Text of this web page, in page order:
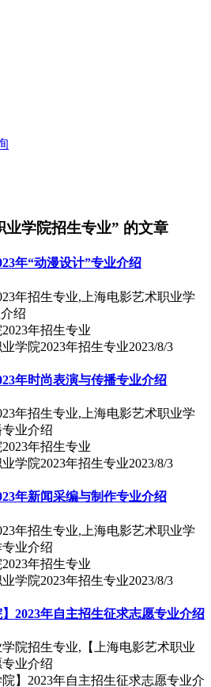
业学院招生专业” 的文章
年“动漫设计”专业介绍
年招生专业,上海电影艺术职业学
绍
业学院2023年招生专业2023/8/3
年时尚表演与传播专业介绍
年招生专业,上海电影艺术职业学
业介绍
业学院2023年招生专业2023/8/3
年新闻采编与制作专业介绍
年招生专业,上海电影艺术职业学
业介绍
业学院2023年招生专业2023/8/3
2023年自主招生征求志愿专业介绍
院招生专业,【上海电影艺术职业
业介绍